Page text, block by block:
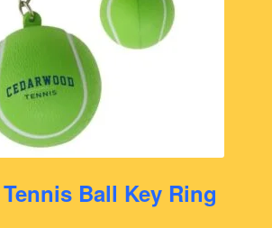
Ball Key Ring